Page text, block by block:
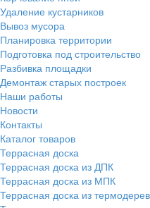
Удаление кустарников
Вывоз мусора
Планировка территории
Подготовка под строительство
Разбивка площадки
Демонтаж старых построек
Наши работы
Новости
Контакты
Каталог товаров
Террасная доска
Террасная доска из ДПК
Террасная доска из МПК
Террасная доска из